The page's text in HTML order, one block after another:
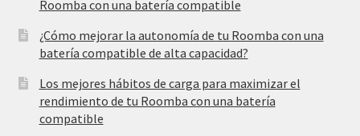
Roomba con una batería compatible
¿Cómo mejorar la autonomía de tu Roomba con una
batería compatible de alta capacidad?
Los mejores hábitos de carga para maximizar el
rendimiento de tu Roomba con una batería
compatible